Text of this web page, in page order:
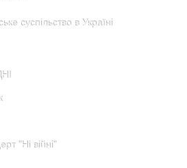
суспільство в Україні
"Ні війні"